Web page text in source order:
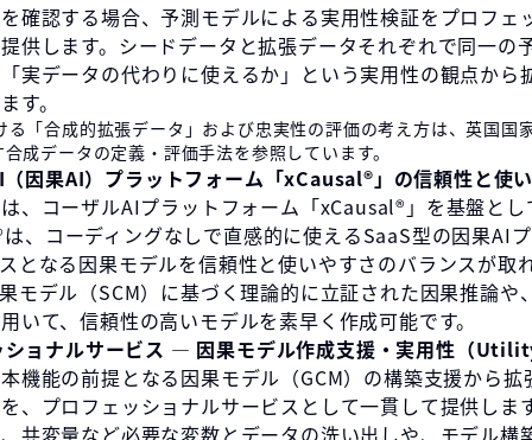
確認する場合、予測モデルによる実用性検証をプロフェ
供します。シードデータと拡張データそれぞれで同一の
実データの代わりに使えるか」という実用性の観点から
す。
「合成的拡張データ」および忠実性の評価の考え方は、英国国
成データの定義・評価手法を参照しています。
因果AI）プラットフォーム「xCausal®︎」の信頼性と使
、コーザルAIプラットフォーム「xCausal®︎」を基盤と
、コーディングなしで直感的に使えるSaaS型の因果AI
となる因果モデルを信頼性と使いやすさのバランスが取
モデル（SCM）に基づく理論的に立証された因果推論や
いて、信頼性の高いモデルを素早く作成可能です。
ショナルサービス ― 因果モデル作成支援・実用性（
機能の前提となる因果モデル（GCM）の構築支援から拡
、プロフェッショナルサービスとして一貫して提供しま
共変量など必要な変数とデータの洗い出しや、モデル構